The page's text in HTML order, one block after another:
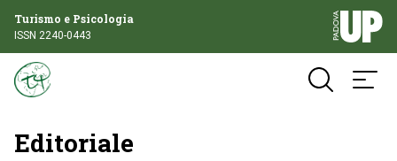
Turismo e Psicologia
ISSN 2240-0443
Editoriale